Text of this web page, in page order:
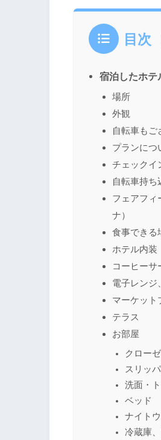
目次
宿泊したホ
場所
外観
自転車もご
プランに
チェックイ
自転車持ち
フェアフィ
ナ）
食事できる
ホテル内装
コーヒーサ
電子レンジ
マーケット
テラス
お部屋
クロー
スリッ
洗面・
ベッド
ナイト
冷蔵庫